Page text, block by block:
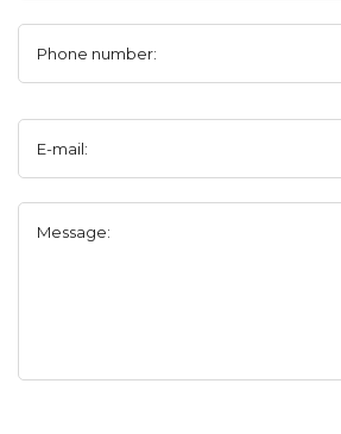
Phone number:
E-mail:
Message: